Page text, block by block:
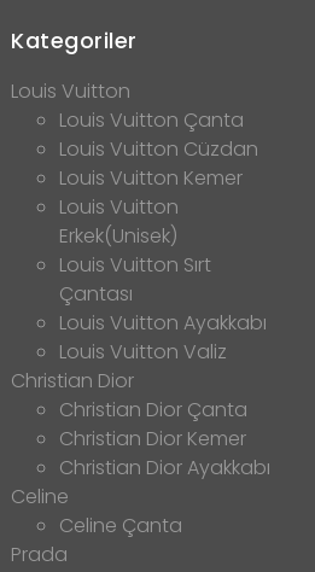
Kategoriler
Louis Vuitton
Louis Vuitton Çanta
Louis Vuitton Cüzdan
Louis Vuitton Kemer
Louis Vuitton
Erkek(Unisek)
Louis Vuitton Sırt
Çantası
Louis Vuitton Ayakkabı
Louis Vuitton Valiz
Christian Dior
Christian Dior Çanta
Christian Dior Kemer
Christian Dior Ayakkabı
Celine
Celine Çanta
Prada